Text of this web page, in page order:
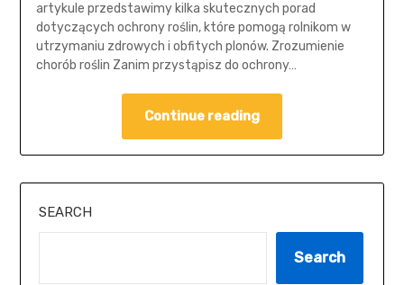
artykule przedstawimy kilka skutecznych porad
dotyczących ochrony roślin, które pomogą rolnikom w
utrzymaniu zdrowych i obfitych plonów. Zrozumienie
chorób roślin Zanim przystąpisz do ochrony…
Continue reading
SEARCH
Search